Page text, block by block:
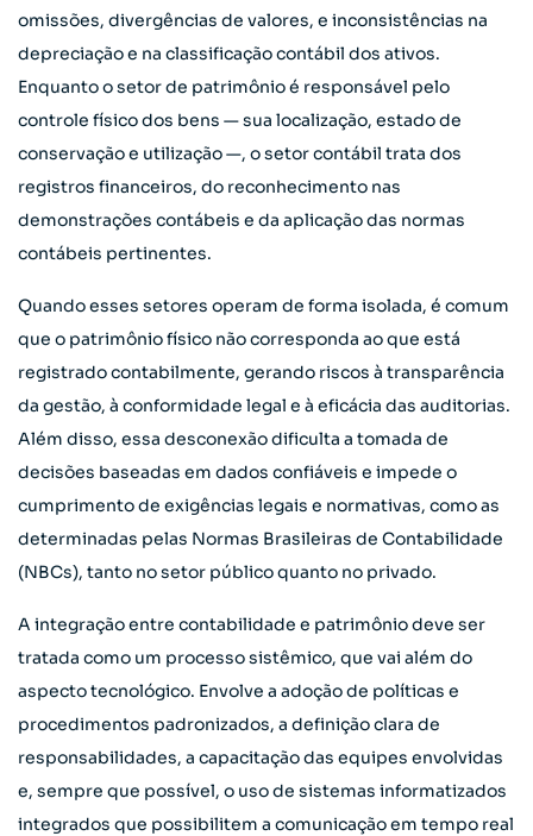
omissões, divergências de valores, e inconsistências na
depreciação e na classificação contábil dos ativos.
Enquanto o setor de patrimônio é responsável pelo
controle físico dos bens — sua localização, estado de
conservação e utilização —, o setor contábil trata dos
registros financeiros, do reconhecimento nas
demonstrações contábeis e da aplicação das normas
contábeis pertinentes.
Quando esses setores operam de forma isolada, é comum
que o patrimônio físico não corresponda ao que está
registrado contabilmente, gerando riscos à transparência
da gestão, à conformidade legal e à eficácia das auditorias.
Além disso, essa desconexão dificulta a tomada de
decisões baseadas em dados confiáveis e impede o
cumprimento de exigências legais e normativas, como as
determinadas pelas Normas Brasileiras de Contabilidade
(NBCs), tanto no setor público quanto no privado.
A integração entre contabilidade e patrimônio deve ser
tratada como um processo sistêmico, que vai além do
aspecto tecnológico. Envolve a adoção de políticas e
procedimentos padronizados, a definição clara de
responsabilidades, a capacitação das equipes envolvidas
e, sempre que possível, o uso de sistemas informatizados
integrados que possibilitem a comunicação em tempo real